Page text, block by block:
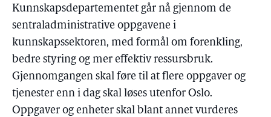
Kunnskapsdepartementet går nå gjennom de
sentraladministrative oppgavene i
kunnskapssektoren, med formål om forenkling,
bedre styring og mer effektiv ressursbruk.
Gjennomgangen skal føre til at flere oppgaver og
tjenester enn i dag skal løses utenfor Oslo.
Oppgaver og enheter skal blant annet vurderes